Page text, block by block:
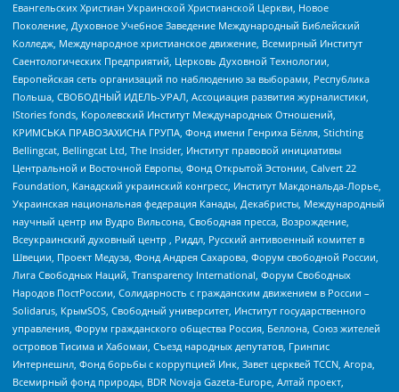
Евангельских Христиан Украинской Христианской Церкви, Новое
Поколение, Духовное Учебное Заведение Международный Библейский
Колледж, Международное христианское движение, Всемирный Институт
Саентологических Предприятий, Церковь Духовной Технологии,
Европейская сеть организаций по наблюдению за выборами, Республика
Польша, СВОБОДНЫЙ ИДЕЛЬ-УРАЛ, Ассоциация развития журналистики,
IStories fonds, Королевский Институт Международных Отношений,
КРИМСЬКА ПРАВОЗАХИСНА ГРУПА, Фонд имени Генриха Бёлля, Stichting
Bellingcat, Bellingcat Ltd, The Insider, Институт правовой инициативы
Центральной и Восточной Европы, Фонд Открытой Эстонии, Calvert 22
Foundation, Канадский украинский конгресс, Институт Макдональда-Лорье,
Украинская национальная федерация Канады, Декабристы, Международный
научный центр им Вудро Вильсона, Свободная пресса, Возрождение,
Всеукраинский духовный центр , Риддл, Русский антивоенный комитет в
Швеции, Проект Медуза, Фонд Андрея Сахарова, Форум свободной России,
Лига Свободных Наций, Transparеncy International, Форум Свободных
Народов ПостРоссии, Солидарность с гражданским движением в России –
Solidarus, КрымSOS, Свободный университет, Институт государственного
управления, Форум гражданского общества Россия, Беллона, Союз жителей
островов Тисима и Хабомаи, Съезд народных депутатов, Гринпис
Интернешнл, Фонд борьбы с коррупцией Инк, Завет церквей TCCN, Агора,
Всемирный фонд природы, BDR Novaja Gazeta-Europe, Алтай проект,